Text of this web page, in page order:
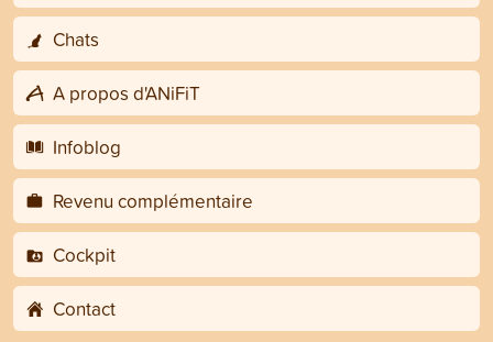
Chats
A propos d'ANiFiT
Infoblog
Revenu complémentaire
Cockpit
Contact